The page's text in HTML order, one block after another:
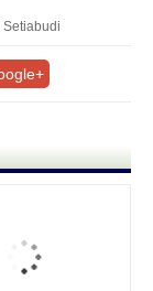
Setiabudi